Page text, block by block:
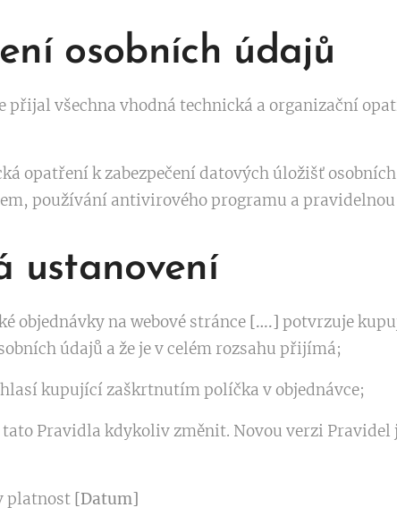
osobních údajů
přijal všechna vhodná technická a organizační
opatření k zabezpečení datových úložišť
používání antivirového programu a
ustanovení
objednávky na webové stránce [….] potvrzuje
údajů a že je v celém rozsahu přijímá;
kupující zaškrtnutím políčka v objednávce;
tato Pravidla kdykoliv změnit. Novou verzi Pravidel
platnost [Datum]